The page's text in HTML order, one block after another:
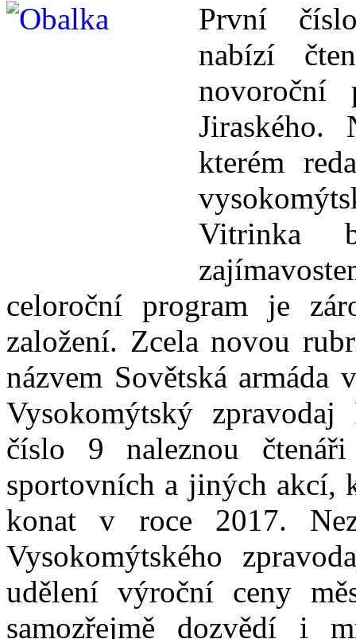
První
nabízí
novoroční
Jiraského.
kterém
Vitrinka
celoroční program je
založení. Zcela novou
názvem Sovětská
Vysokomýtský
číslo 9 naleznou
sportovních a jiných akcí,
konat v roce 2017.
Vysokomýtského
udělení výroční ceny
samozřejmě dozvědí i